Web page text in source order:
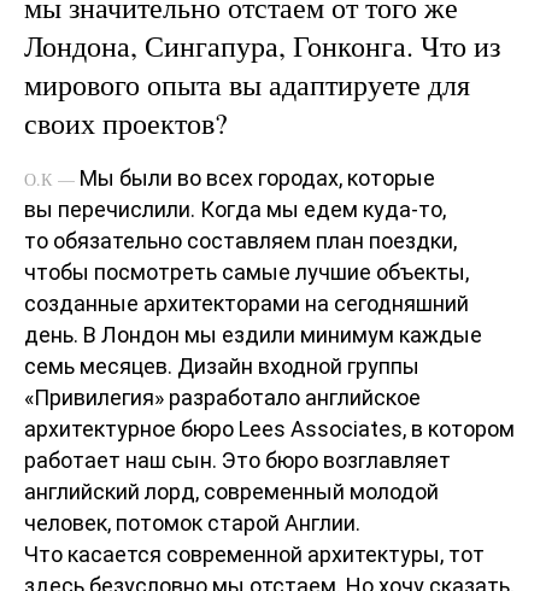
Лондона, Сингапура, Гонконга. Что из
мирового опыта вы адаптируете для
своих проектов?
О.К — Мы были во всех городах, которые
вы перечислили. Когда мы едем куда-то,
то обязательно составляем план поездки,
чтобы посмотреть самые лучшие объекты,
созданные архитекторами на сегодняшний
день. В Лондон мы ездили минимум каждые
семь месяцев. Дизайн входной группы
«Привилегия» разработало английское
архитектурное бюро Lees Associates, в котором
работает наш сын. Это бюро возглавляет
английский лорд, современный молодой
человек, потомок старой Англии.
Что касается современной архитектуры, тот
здесь безусловно мы отстаем. Но хочу сказать,